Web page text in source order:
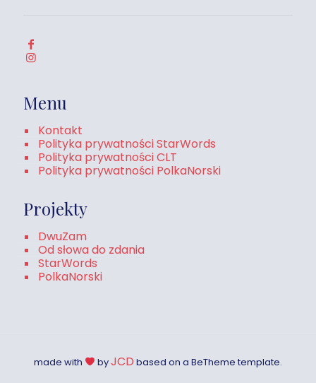
Menu
Kontakt
Polityka prywatności StarWords
Polityka prywatności CLT
Polityka prywatności PolkaNorski
Projekty
DwuZam
Od słowa do zdania
StarWords
PolkaNorski
made with byJCD based on a BeTheme template.